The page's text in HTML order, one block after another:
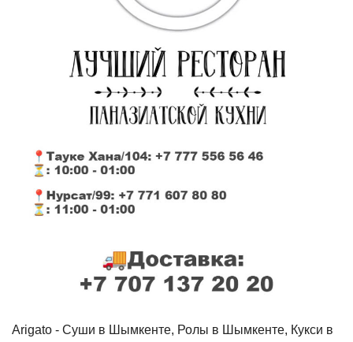
Arigato - Cуши в Шымкенте, Ролы в Шымкенте, Кукси в